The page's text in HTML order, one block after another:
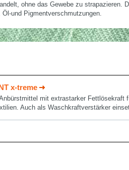
ohne das Gewebe zu
und Pigmentverschmutzungen.
x-treme
mit extrastarker Fettlösekraft
Auch als Waschkraftverstärker